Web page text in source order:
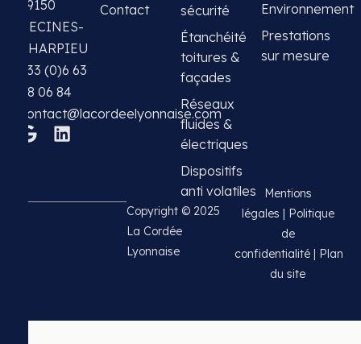
69150
DECINES-
CHARPIEU
+33 (0)6 63
08 06 84
contact@lacordeelyonnaise.com
Contact
sécurité
Étanchéité
toitures &
façades
Réseaux
fluides &
électriques
Dispositifs
anti volatiles
Environnement
Prestations
sur mesure
Copyright © 2025
La Cordée
Lyonnaise
Mentions
légales | Politique
de
confidentialité| Plan
du site